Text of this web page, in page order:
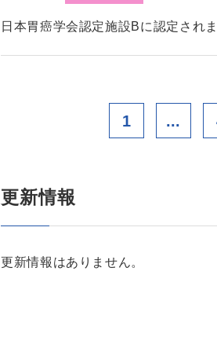
日本胃癌学会認定施設Bに認定され
1 ...
更新情報
更新情報はありません。